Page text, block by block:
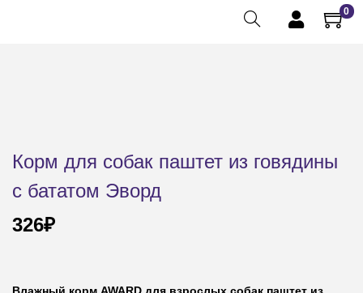
0
Корм для собак паштет из говядины
с бататом Эворд
326₽